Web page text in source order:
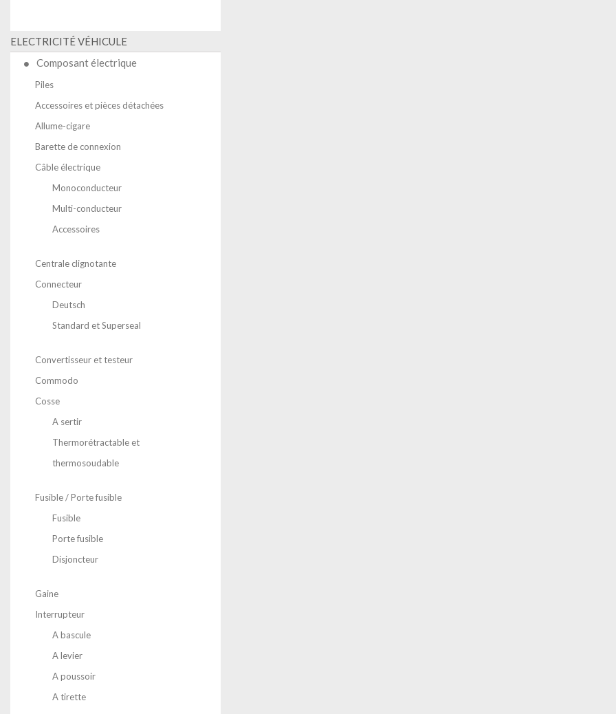
ELECTRICITÉ VÉHICULE
Composant électrique
Piles
Accessoires et pièces détachées
Allume-cigare
Barette de connexion
Câble électrique
Monoconducteur
Multi-conducteur
Accessoires
Centrale clignotante
Connecteur
Deutsch
Standard et Superseal
Convertisseur et testeur
Commodo
Cosse
A sertir
Thermorétractable et
thermosoudable
Fusible / Porte fusible
Fusible
Porte fusible
Disjoncteur
Gaine
Interrupteur
A bascule
A levier
A poussoir
A tirette